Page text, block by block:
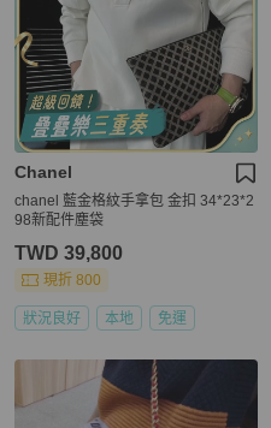
Chanel
chanel 藍金格紋手拿包 金扣 34*23*2
98新配件塵袋
TWD 39,800
現折 800
狀況良好 本地 免運